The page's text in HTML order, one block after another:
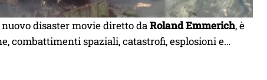
nuovo disaster movie diretto daRoland Emmerich, è
combattimenti spaziali, catastrofi, esplosioni e…